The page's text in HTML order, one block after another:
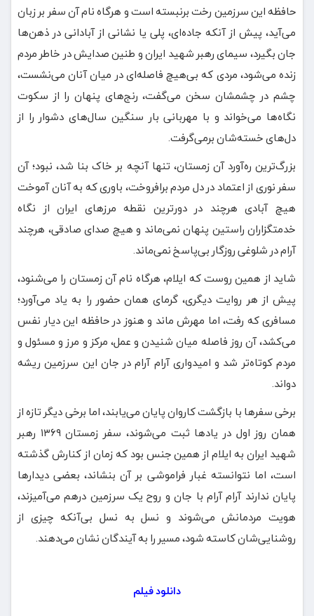
حافظه این سرزمین رخت برنبسته است و هرگاه نام آن سفر بر زبان
می‌آید، پیش از آنکه جاده‌ای، پلی یا نشانی از آبادانی در ذهن‌ها
جان بگیرد، سیمای رهبر شهید ایران و طنین صدایش در خاطر مردم
زنده می‌شود، مردی که بی‌هیچ فاصله‌ای در میان آنان می‌نشست،
چشم در چشمشان سخن می‌گفت، رنج‌های پنهان را از سکوت
نگاه‌ها می‌خواند و با مهربانی بار سنگین سال‌های دشوار را از
دل‌های خسته‌شان برمی‌گرفت.
بزرگ‌ترین ره‌آورد آن زمستان، تنها آنچه بر خاک بنا شد، نبود؛ آن
سفر نوری از اعتماد در دل مردم برافروخت، باوری که به آنان آموخت
هیچ آبادی هرچند در دورترین نقطه مرزهای ایران از نگاه
خدمتگزاران راستین پنهان نمی‌ماند و هیچ صدای صادقی، هرچند
آرام در شلوغی روزگار بی‌پاسخ نمی‌ماند.
شاید از همین روست که ایلام، هرگاه نام آن زمستان را می‌شنود،
پیش از هر روایت دیگری، گرمای همان حضور را به یاد می‌آورد؛
مسافری که رفت، اما مهرش ماند و هنوز در حافظه این دیار نفس
می‌کشد، آن روز فاصله میان شنیدن و عمل، مرکز و مرز و مسئول و
مردم کوتاه‌تر شد و امیدواری آرام‌ آرام در جان این سرزمین ریشه
دواند.
برخی سفرها با بازگشت کاروان پایان می‌یابند، اما برخی دیگر تازه از
همان روز اول در یادها ثبت می‌شوند، سفر زمستان ۱۳۶۹ رهبر
شهید ایران به ایلام از همین جنس بود که زمان از کنارش گذشته
است، اما نتوانسته غبار فراموشی بر آن بنشاند، بعضی دیدارها
پایان ندارند آرام‌ آرام با جان و روح یک سرزمین درهم می‌آمیزند،
هویت مردمانش می‌شوند و نسل به نسل بی‌آنکه چیزی از
روشنایی‌شان کاسته شود، مسیر را به آیندگان نشان می‌دهند.
دانلود فیلم